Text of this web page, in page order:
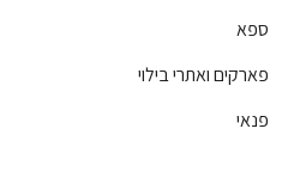
ספא
פארקים ואתרי בילוי
פנאי